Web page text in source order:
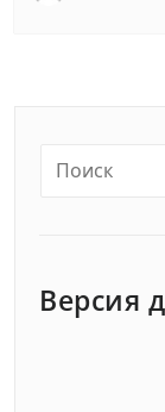
Версия